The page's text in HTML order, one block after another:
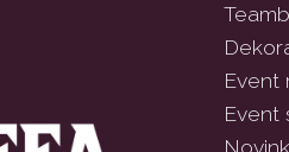
Event
Event